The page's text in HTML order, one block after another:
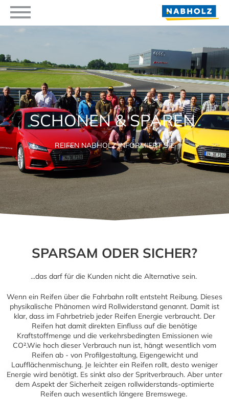
SCHONEN & SPAREN
REIFEN NABHOLZ INFORMIERT SIE
SPARSAM ODER SICHER?
...das darf für die Kunden nicht die Alternative sein.
Wenn ein Reifen über die Fahrbahn rollt entsteht Reibung. Dieses
physikalische Phänomen wird Rollwiderstand genannt. Damit ist
klar, dass im Fahrbetrieb jeder Reifen Energie verbraucht. Der
Reifen hat damit direkten Einfluss auf die benötige
Kraftstoffmenge und die verkehrsbedingten Emissionen wie
CO².Wie hoch dieser Verbrauch nun ist, hängt wesentlich vom
Reifen ab - von Profilgestaltung, Eigengewicht und
Laufflächenmischung. Je leichter ein Reifen rollt, desto weniger
Energie wird benötigt. Es sinkt also der Spritverbrauch. Aber unter
dem Aspekt der Sicherheit zeigen rollwiderstands-optimierte
Reifen auch wesentlich längere Bremswege.